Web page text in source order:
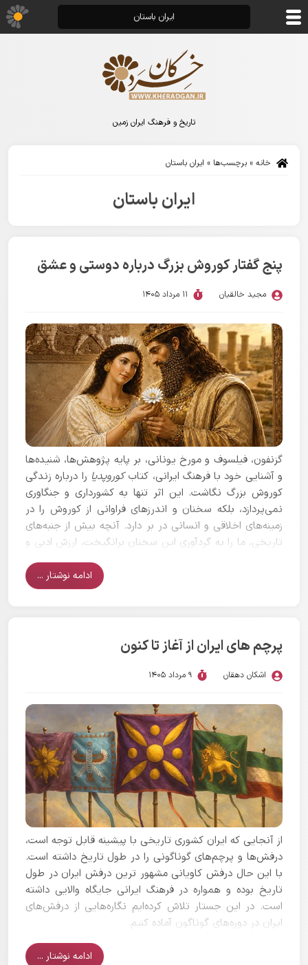
تاریخ و فرهنگ ایران زمین
خانه » برچسب‌ها » ایران باستان
ایران باستان
پنج گفتار کوروش بزرگ درباره دوستی و عشق
مجید خالقیان 11 مرداد 1405
گزنفون، فیلسوف و مورخ یونانی، بر پایه پژوهش‌ها، شنیده‌ها
و آشنایی خود با فرهنگ ایرانی، کتابکوروپدیا را درباره زندگی
کوروش بزرگ نگاشت. این اثر تنها به کشورداری و جنگاوری
نمی‌پردازد، بلکه سخنان و اندرزهای فراوانی از کوروش را در
زمینه‌های اخلاقی و انسانی در بر دارد. آنچه بیش از جنبه‌های
تاریخی، ما را به گردآوری این سخنان برانگیخت، ارزش ادبی و
ادامه نوشتار ...
پرچم های ایران از آغاز تا کنون
اشکان دهقان 9 مرداد 1405
از آنجایی که ایران کشوری تاریخی با پیشینه قابل توجه است،
درفش‌ها و پرچم‌های گوناگونی را در طول تاریخ داشته است.
با این حال درفش کاویانی مشهور ترین درفش ایران در طول
تاریخ بوده و همواره در فرهنگ ایرانی جایگاه والایی داشته
است. در این جستار تلاش کرده‌ایم نگاره‌هایی از درفش‌های
ایران در دوره‌های گوناگون آماده کنیم.
ادامه نوشتار ...
ایران باستان